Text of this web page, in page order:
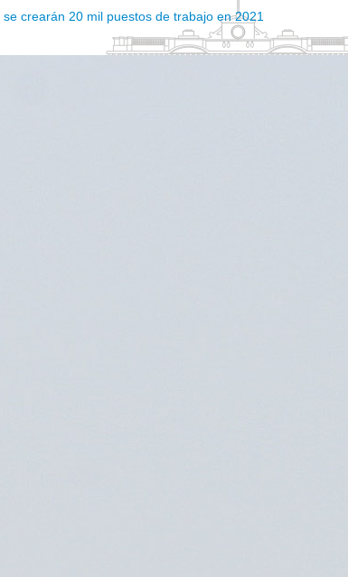
crearán 20 mil puestos de trabajo en 2021